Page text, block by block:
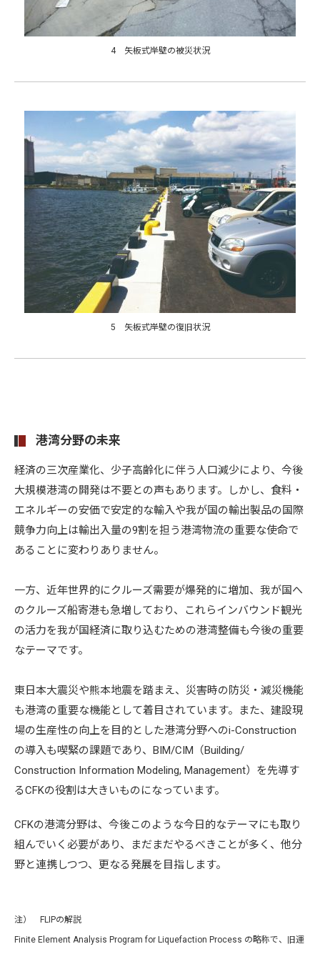
4 矢板式岸壁の被災状況
5 矢板式岸壁の復旧状況
港湾分野の未来
経済の三次産業化、少子高齢化に伴う人口減少により、今後
大規模港湾の開発は不要との声もあります。しかし、食料・
エネルギーの安価で安定的な輸入や我が国の輸出製品の国際
競争力向上は輸出入量の9割を担う港湾物流の重要な使命で
あることに変わりありません。
一方、近年世界的にクルーズ需要が爆発的に増加、我が国へ
のクルーズ船寄港も急増しており、これらインバウンド観光
の活力を我が国経済に取り込むための港湾整備も今後の重要
なテーマです。
東日本大震災や熊本地震を踏まえ、災害時の防災・減災機能
も港湾の重要な機能として着目されています。また、建設現
場の生産性の向上を目的とした港湾分野へのi-Construction
の導入も喫緊の課題であり、BIM/CIM（Building/
Construction Information Modeling, Management）を先導す
るCFKの役割は大きいものになっています。
CFKの港湾分野は、今後このような今日的なテーマにも取り
組んでいく必要があり、まだまだやるべきことが多く、他分
野と連携しつつ、更なる発展を目指します。
注） FLIPの解説
Finite Element Analysis Program for Liquefaction Process の略称で、旧運